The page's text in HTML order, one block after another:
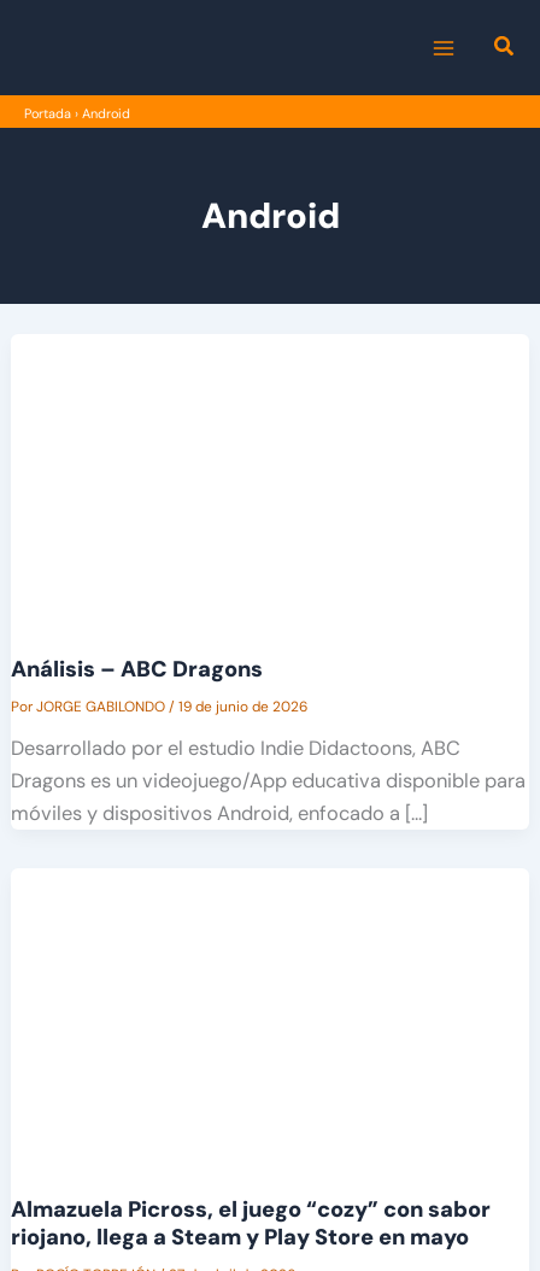
MENU
Portada › Android
Android
Análisis – ABC Dragons
PorJORGE GABILONDO/19 de junio de 2026
Desarrollado por el estudio Indie Didactoons, ABC
Dragons es un videojuego/App educativa disponible para
móviles y dispositivos Android, enfocado a […]
Almazuela Picross, el juego “cozy” con sabor
riojano, llega a Steam y Play Store en mayo